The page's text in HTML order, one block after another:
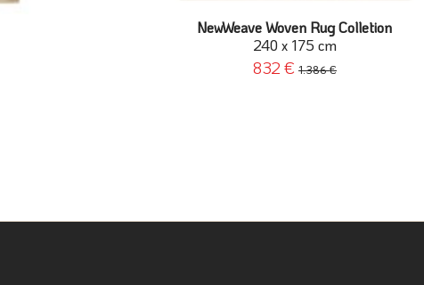
NewWeave Woven Rug Colletion
240 x 175 cm
832 € 1.386 €